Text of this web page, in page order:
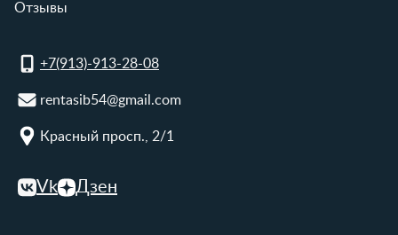
Отзывы
+7(913)-913-28-08
rentasib54@gmail.com
Красный просп., 2/1
Vk Дзен